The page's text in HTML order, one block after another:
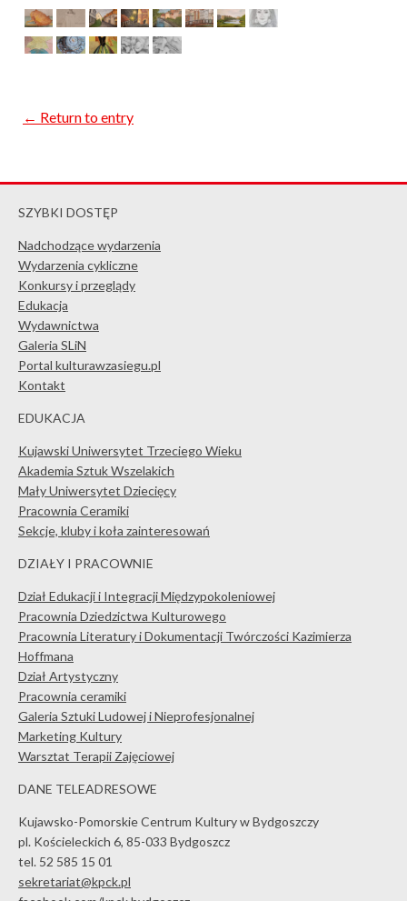
← Return to entry
SZYBKI DOSTĘP
Nadchodzące wydarzenia
Wydarzenia cykliczne
Konkursy i przeglądy
Edukacja
Wydawnictwa
Galeria SLiN
Portal kulturawzasiegu.pl
Kontakt
EDUKACJA
Kujawski Uniwersytet Trzeciego Wieku
Akademia Sztuk Wszelakich
Mały Uniwersytet Dziecięcy
Pracownia Ceramiki
Sekcje, kluby i koła zainteresowań
DZIAŁY I PRACOWNIE
Dział Edukacji i Integracji Międzypokoleniowej
Pracownia Dziedzictwa Kulturowego
Pracownia Literatury i Dokumentacji Twórczości Kazimierza
Hoffmana
Dział Artystyczny
Pracownia ceramiki
Galeria Sztuki Ludowej i Nieprofesjonalnej
Marketing Kultury
Warsztat Terapii Zajęciowej
DANE TELEADRESOWE
Kujawsko-Pomorskie Centrum Kultury w Bydgoszczy
pl. Kościeleckich 6, 85-033 Bydgoszcz
tel. 52 585 15 01
sekretariat@kpck.pl